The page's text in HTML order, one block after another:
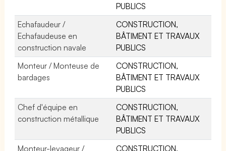
PUBLICS
Echafaudeur /
Echafaudeuse en
construction navale
CONSTRUCTION,
BÂTIMENT ET TRAVAUX
PUBLICS
Monteur / Monteuse de
bardages
CONSTRUCTION,
BÂTIMENT ET TRAVAUX
PUBLICS
Chef d'équipe en
construction métallique
CONSTRUCTION,
BÂTIMENT ET TRAVAUX
PUBLICS
Monteur-levageur /
CONSTRUCTION,